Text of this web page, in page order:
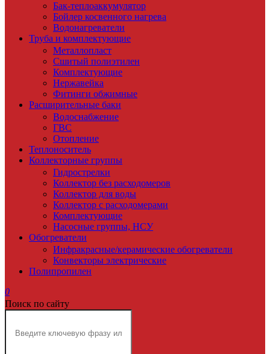
Бак-теплоаккумулятор
Бойлер косвенного нагрева
Водонагреватели
Труба и комплектующие
Металлопласт
Сшитый полиэтилен
Комплектующие
Нержавейка
Фитинги обжимные
Расширительные баки
Водоснабжение
ГВС
Отопление
Теплоноситель
Коллекторные группы
Гидрострелки
Коллектор без расходомеров
Коллектор для воды
Коллектор с расходомерами
Комплектующие
Насосные группы, НСУ
Обогреватели
Инфракрасные/керамические обогреватели
Конвекторы электрические
Полипропилен
0
Поиск по сайту